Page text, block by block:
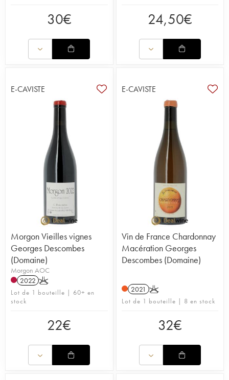
30€ 24,50€
E-CAVISTE
Morgon Vieilles vignes
Georges Descombes
(Domaine)
Morgon AOC
2022 K
Lot de 1 bouteille | 60+ en
stock
22€
E-CAVISTE
Vin de France Chardonnay
Macération Georges
Descombes (Domaine)
2021 K
Lot de 1 bouteille | 8 en stock
32€